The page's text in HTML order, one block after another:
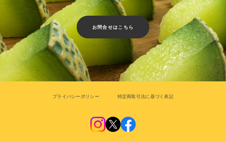
お問合せはこちら
プライバシーポリシー 特定商取引法に基づく表記